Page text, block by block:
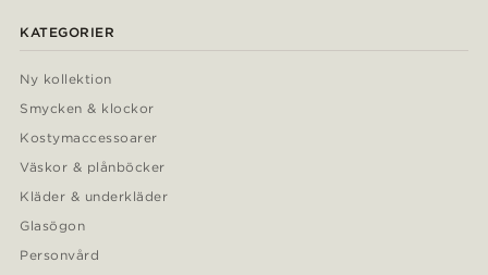
KATEGORIER
Ny kollektion
Smycken & klockor
Kostymaccessoarer
Väskor & plånböcker
Kläder & underkläder
Glasögon
Personvård